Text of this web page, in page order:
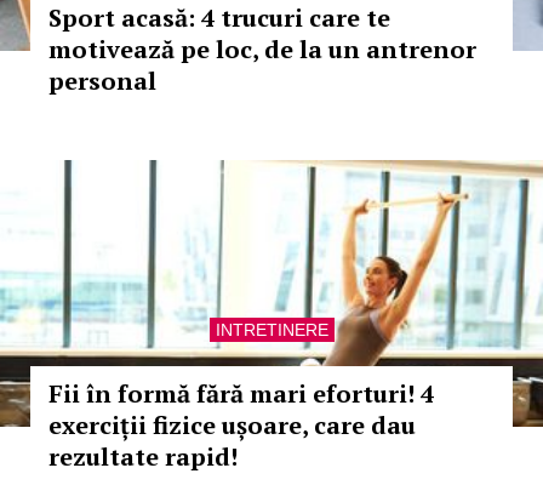
Sport acasă: 4 trucuri care te
motivează pe loc, de la un antrenor
personal
INTRETINERE
Fii în formă fără mari eforturi! 4
exerciții fizice ușoare, care dau
rezultate rapid!